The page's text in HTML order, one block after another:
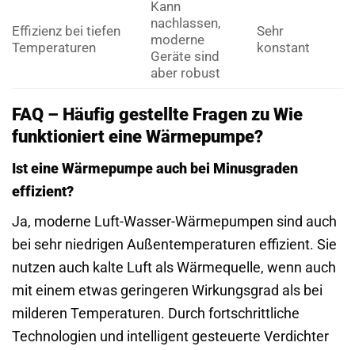
Effizienz bei tiefen
Temperaturen
Kann
nachlassen,
moderne
Geräte sind
aber robust
Sehr
konstant
FAQ – Häufig gestellte Fragen zu Wie
funktioniert eine Wärmepumpe?
Ist eine Wärmepumpe auch bei Minusgraden
effizient?
Ja, moderne Luft-Wasser-Wärmepumpen sind auch
bei sehr niedrigen Außentemperaturen effizient. Sie
nutzen auch kalte Luft als Wärmequelle, wenn auch
mit einem etwas geringeren Wirkungsgrad als bei
milderen Temperaturen. Durch fortschrittliche
Technologien und intelligent gesteuerte Verdichter